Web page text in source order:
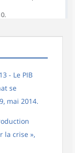
- Le PIB
se
mai 2014.
la crise »,